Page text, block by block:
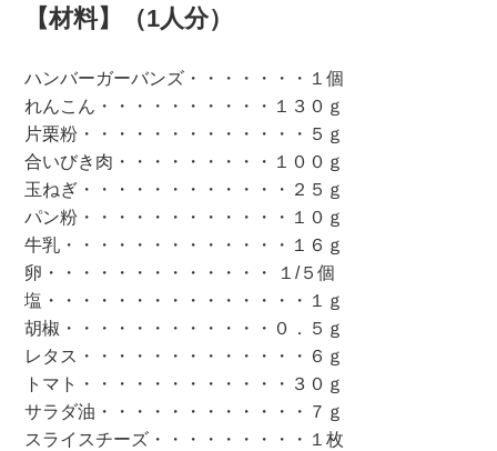
【材料】（1人分）
ハンバーガーバンズ・・・・・・・１個
れんこん・・・・・・・・・・１３０ｇ
片栗粉・・・・・・・・・・・・・５ｇ
合いびき肉・・・・・・・・・１００ｇ
玉ねぎ・・・・・・・・・・・・２５ｇ
パン粉・・・・・・・・・・・・１０ｇ
牛乳・・・・・・・・・・・・・１６ｇ
卵・・・・・・・・・・・・・ １/５個
塩・・・・・・・・・・・・・・・１ｇ
胡椒・・・・・・・・・・・・０．５ｇ
レタス・・・・・・・・・・・・・６ｇ
トマト・・・・・・・・・・・・３０ｇ
サラダ油・・・・・・・・・・・・７ｇ
スライスチーズ・・・・・・・・・１枚